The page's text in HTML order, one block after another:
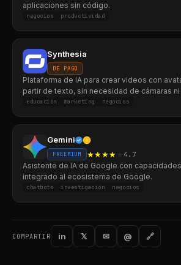
aplicaciones sin código.
negocios productividad
Synthesia
DE PAGO
Plataforma de IA para crear videos con
partir de texto, sin necesidad de cámaras
educación marketing negocios
Gemini
FREEMIUM ★★★★ 4.7
Asistente de IA de Google con
integrado al ecosistema de Google.
chatbots investigación negocios
COMPARTIR in 𝕏 ✉ @ 🔗